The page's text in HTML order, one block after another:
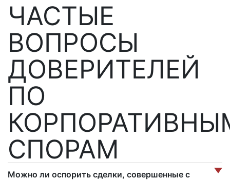
ЧАСТЫЕ
ВОПРОСЫ
ДОВЕРИТЕЛЕЙ
ПО
СПОРАМ
Можно ли оспорить сделки, совершенные с